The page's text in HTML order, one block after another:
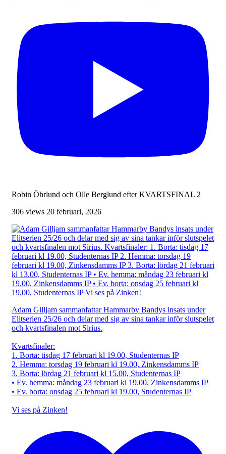
Robin Öhrlund och Olle Berglund efter KVARTSFINAL 2
306 views 20 februari, 2026
Adam Gilljam sammanfattar Hammarby Bandys insats under
Elitserien 25/26 och delar med sig av sina tankar inför slutspelet
och kvartsfinalen mot Sirius.
Kvartsfinaler:
1. Borta: tisdag 17 februari kl 19.00, Studenternas IP
2. Hemma: torsdag 19 februari kl 19.00, Zinkensdamms IP
3. Borta: lördag 21 februari kl 15.00, Studenternas IP
• Ev. hemma: måndag 23 februari kl 19.00, Zinkensdamms IP
• Ev. borta: onsdag 25 februari kl 19.00, Studenternas IP
Vi ses på Zinken!